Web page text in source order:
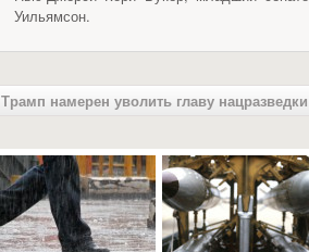
Уильямсон.
Трамп намерен уволить главу нацразведки